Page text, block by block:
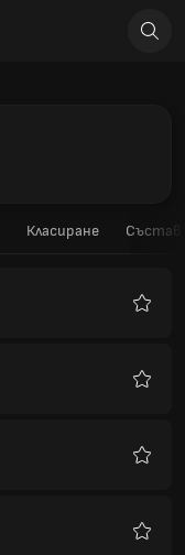
Класиране Състав